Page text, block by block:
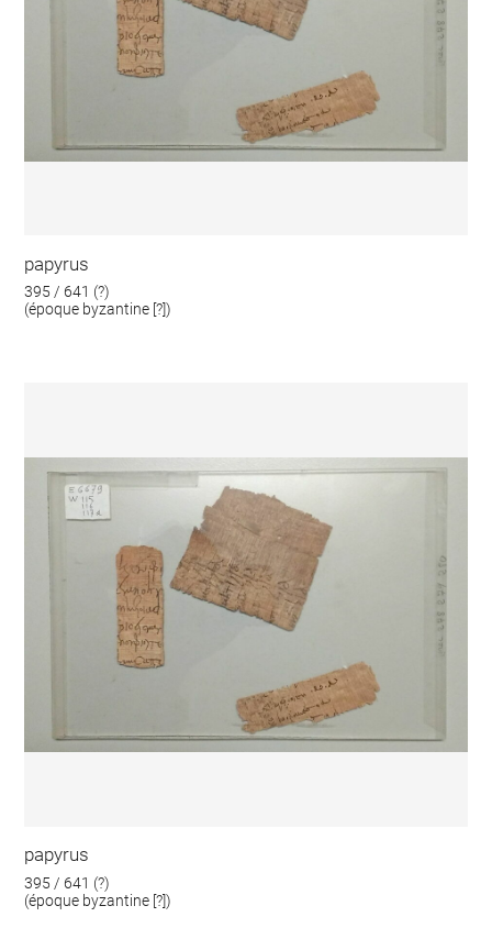
papyrus
395 / 641 (?)
(époque byzantine [?])
papyrus
395 / 641 (?)
(époque byzantine [?])